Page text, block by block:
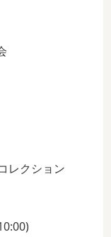
レクション